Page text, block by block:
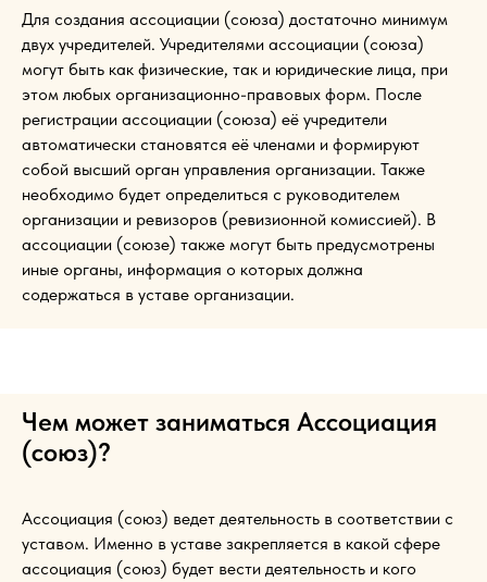
Для создания ассоциации (союза) достаточно минимум
двух учредителей. Учредителями ассоциации (союза)
могут быть как физические, так и юридические лица, при
этом любых организационно-правовых форм. После
регистрации ассоциации (союза) её учредители
автоматически становятся её членами и формируют
собой высший орган управления организации. Также
необходимо будет определиться с руководителем
организации и ревизоров (ревизионной комиссией). В
ассоциации (союзе) также могут быть предусмотрены
иные органы, информация о которых должна
содержаться в уставе организации.
Чем может заниматься Ассоциация
(союз)?
Ассоциация (союз) ведет деятельность в соответствии с
уставом. Именно в уставе закрепляется в какой сфере
ассоциация (союз) будет вести деятельность и кого